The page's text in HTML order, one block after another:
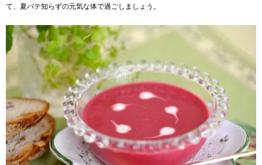
て、夏バテ知らずの元気な体で過ごしましょう。